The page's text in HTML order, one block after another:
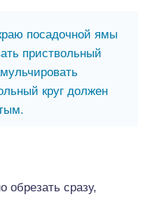
посадочной ямы
приствольный
круг должен
обрезать сразу,